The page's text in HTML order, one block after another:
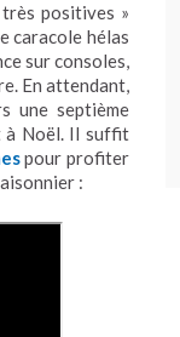
positives »
caracole hélas
sur consoles,
En attendant,
une septième
à Noël. Il suffit
pour profiter
: